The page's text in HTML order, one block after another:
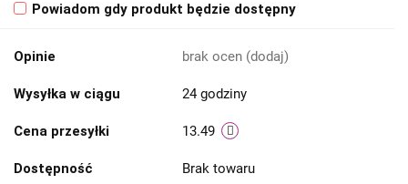
Powiadom gdy produkt będzie dostępny
Opinie brak ocen (dodaj)
Wysyłka w ciągu 24 godziny
Cena przesyłki 13.49
Dostępność Brak towaru